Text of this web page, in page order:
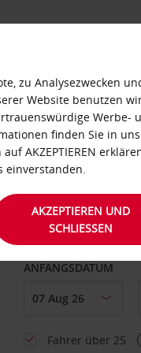
ABHOLEN VON
Eine andere
ANFANGSDATUM
Fahrer über 25
zu Analysezwecken
Website benutzen
Werbe-
finden Sie in
AKZEPTIEREN
einverstanden.
AKZEPTIEREN UND
SCHLIESSEN